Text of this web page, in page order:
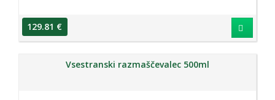
129.81 €
Vsestranski razmaščevalec 500ml